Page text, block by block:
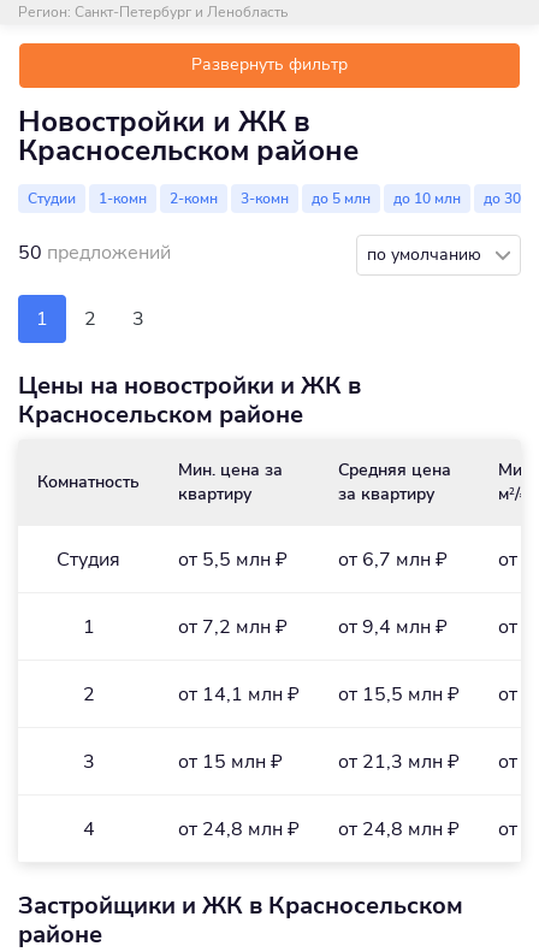
Регион: Санкт-Петербург и Ленобласть
Развернуть фильтр
Новостройки и ЖК в
Красносельском районе
Студии 1-комн 2-комн 3-комн до 5 млн до 10 млн до 30 м²
50 предложений по умолчанию
1 2 3
Цены на новостройки и ЖК в
Красносельском районе
Комнатность
Мин. цена за
квартиру
Средняя цена
за квартиру
Мин.
м2/₽
Студия от 5,5 млн ₽ от 6,7 млн ₽ от
1 от 7,2 млн ₽ от 9,4 млн ₽ от
2 от 14,1 млн ₽ от 15,5 млн ₽ от
3 от 15 млн ₽ от 21,3 млн ₽ от
4 от 24,8 млн ₽ от 24,8 млн ₽ от
Застройщики и ЖК в Красносельском
районе